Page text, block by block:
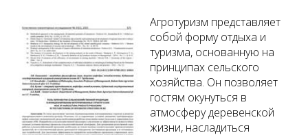
Агротуризм представляет
собой форму отдыха и
туризма, основанную на
принципах сельского
хозяйства. Он позволяет
гостям окунуться в
атмосферу деревенской
жизни, насладиться